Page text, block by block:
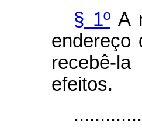
§ 1º A
endereço
recebê-
efeitos.